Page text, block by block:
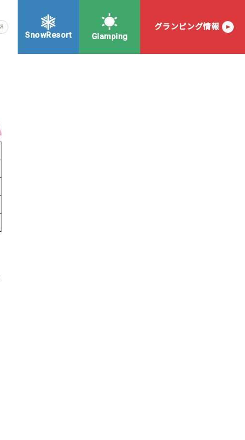
SnowResort Glamping
グランピング情報